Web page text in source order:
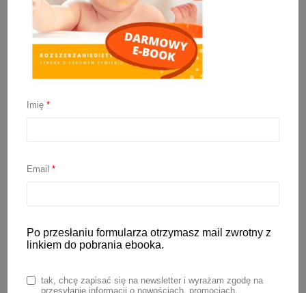
Jaki jogurt dla
składu jogurtów
8 stycznia 2026
najlepszy? Na co zwrócić uwagę w jego
Imię*
Email*
Po przesłaniu formularza otrzymasz mail zwrotny z
linkiem do pobrania ebooka.
tak, chcę zapisać się na newsletter i wyrażam zgodę na
przesyłanie informacji o nowościach, promocjach,